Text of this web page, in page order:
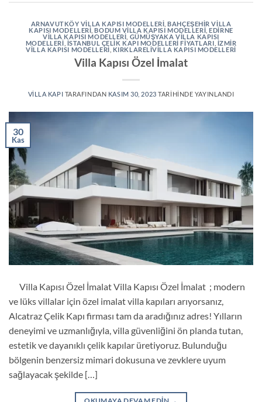
ARNAVUTKÖY VILLA KAPISI MODELLERI ,BAHÇEŞEHIR VILLA
KAPISI MODELLERI ,BODUM VILLA KAPISI MODELLERI ,EDIRNE
VILLA KAPISI MODELLERI GÜMÜŞYAKA VILLA KAPISI
MODELLERI İSTANBUL ÇELIK KAPI MODELLERI FIYATLARI İZMIR
VILLA KAPISI MODELLERI KIRKLARELIVILLA KAPISI MODELLERI
Villa Kapısı Özel İmalat
VILLA KAPI TARAFINDAN KASIM 30, 2023 TARIHINDE YAYINLANDI
30
Kas
Villa Kapısı Özel İmalat Villa Kapısı Özel İmalat ; modern
ve lüks villalar için özel imalat villa kapıları arıyorsanız,
Alcatraz Çelik Kapı firması tam da aradığınız adres! Yılların
deneyimi ve uzmanlığıyla, villa güvenliğini ön planda tutan,
estetik ve dayanıklı çelik kapılar üretiyoruz. Bulunduğu
bölgenin benzersiz mimari dokusuna ve zevklere uyum
sağlayacak şekilde […]